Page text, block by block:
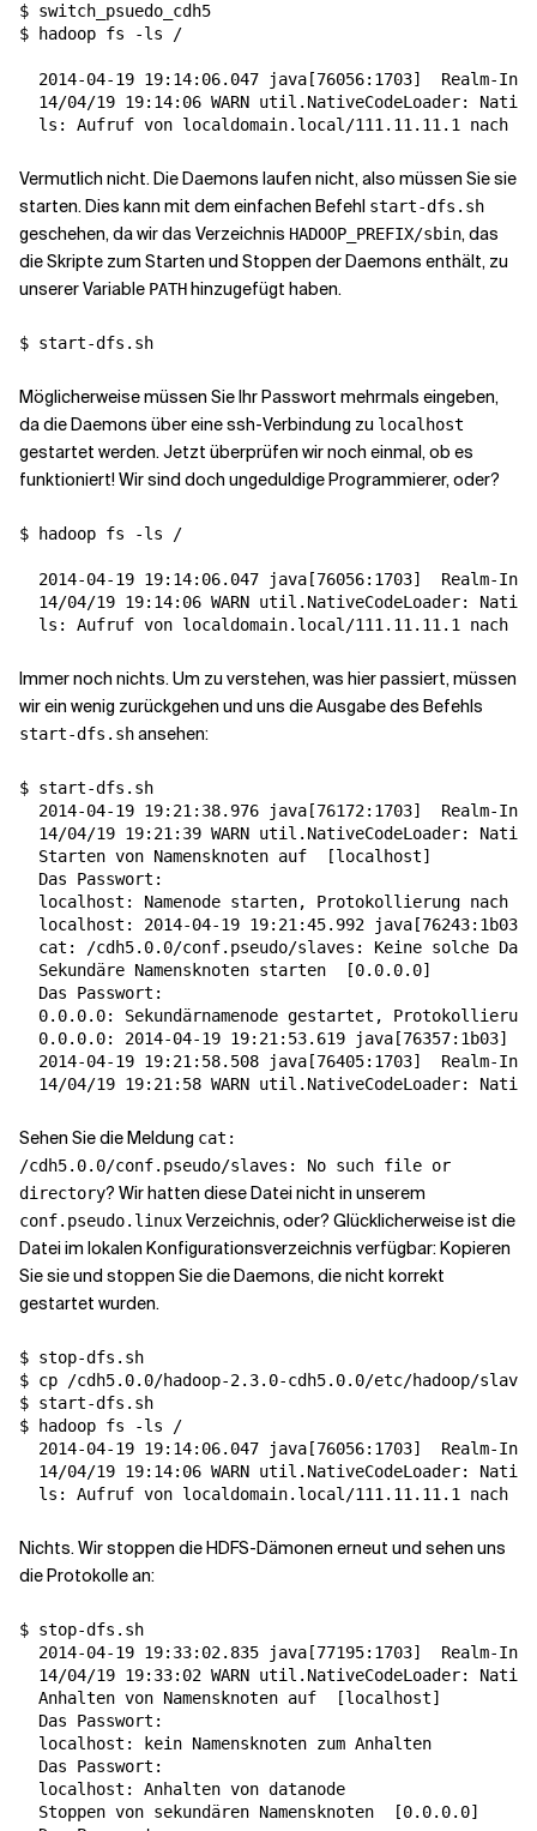
$ switch_psuedo_cdh5
$ hadoop fs -ls /
  2014-04-19 19:14:06.047 java
[76056:1703]
Realm-
14/04/19 19:14:06 WARN util.NativeCodeLoader:
ls: Aufruf von localdomain.local/111.11.11.1 nach
Vermutlich nicht. Die Daemons laufen nicht, also müssen Sie sie
starten. Dies kann mit dem einfachen Befehl start-dfs.sh
geschehen, da wir das Verzeichnis HADOOP_PREFIX/sbin, das
die Skripte zum Starten und Stoppen der Daemons enthält, zu
unserer Variable PATHhinzugefügt haben.
Möglicherweise müssen Sie Ihr Passwort mehrmals eingeben,
da die Daemons über eine ssh-Verbindung zu localhost
gestartet werden. Jetzt überprüfen wir noch einmal, ob es
funktioniert! Wir sind doch ungeduldige Programmierer, oder?
$ hadoop fs -ls /
  2014-04-19 19:14:06.047 java
[76056:1703]
Realm-
14/04/19 19:14:06 WARN util.NativeCodeLoader:
ls: Aufruf von localdomain.local/111.11.11.1 nach
Immer noch nichts. Um zu verstehen, was hier passiert, müssen
wir ein wenig zurückgehen und uns die Ausgabe des Befehls
start-dfs.shansehen:
$ start-dfs.sh
  2014-04-19 19:21:38.976 java
[76172:1703]
Realm-
14/04/19 19:21:39 WARN util.NativeCodeLoader:
  Starten von Namensknoten auf
[localhost]
  Das Passwort:
localhost: Namenode starten, Protokollierung nach
  localhost: 2014-04-19 19:21:45.992 java
[76243:1b03
cat: /cdh5.0.0/conf.pseudo/slaves: Keine solche
  Sekundäre Namensknoten starten
[0.0.0.0]
  Das Passwort:
0.0.0.0: Sekundärnamenode gestartet,
  0.0.0.0: 2014-04-19 19:21:53.619 java
[76357:1b03]
  2014-04-19 19:21:58.508 java
[76405:1703]
Realm-
14/04/19 19:21:58 WARN util.NativeCodeLoader:
Sehen Sie die Meldung cat:
/cdh5.0.0/conf.pseudo/slaves: No such file or
directory? Wir hatten diese Datei nicht in unserem
conf.pseudo.linuxVerzeichnis, oder? Glücklicherweise ist die
Datei im lokalen Konfigurationsverzeichnis verfügbar: Kopieren
Sie sie und stoppen Sie die Daemons, die nicht korrekt
gestartet wurden.
$ stop-dfs.sh
$ cp /cdh5.0.0/hadoop-2.3.0-cdh5.0.0/etc/hadoop/
$ start-dfs.sh
$ hadoop fs -ls /
  2014-04-19 19:14:06.047 java
[76056:1703]
Realm-
14/04/19 19:14:06 WARN util.NativeCodeLoader:
ls: Aufruf von localdomain.local/111.11.11.1 nach
Nichts. Wir stoppen die HDFS-Dämonen erneut und sehen uns
die Protokolle an:
$ stop-dfs.sh
  2014-04-19 19:33:02.835 java
[77195:1703]
Realm-
14/04/19 19:33:02 WARN util.NativeCodeLoader:
  Anhalten von Namensknoten auf
[localhost]
  Das Passwort:
  localhost: kein Namensknoten zum Anhalten
  Das Passwort:
  localhost: Anhalten von datanode
  Stoppen von sekundären Namensknoten
[0.0.0.0]